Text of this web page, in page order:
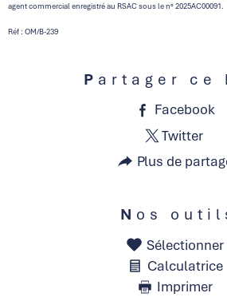
agent commercial enregistré au RSAC sous le n° 2025AC00091.
Réf : OM/B-239
Partager ce
Facebook
Twitter
Plus de
Nos
Sélectionner
Calculatrice
Imprimer